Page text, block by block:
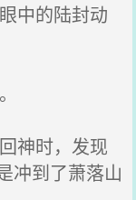
中的陆封动
神时，发现
冲到了萧落山